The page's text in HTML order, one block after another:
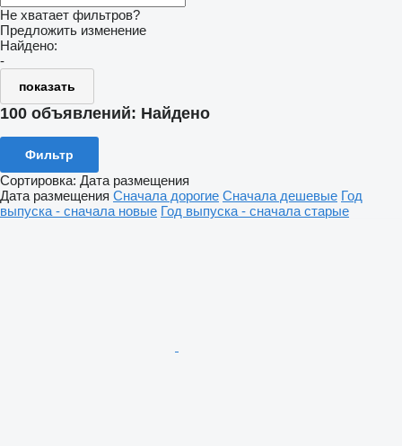
Не хватает фильтров?
Предложить изменение
Найдено:
-
показать
100 объявлений: Найдено
Фильтр
Сортировка: Дата размещения
Дата размещения Сначала дорогие Сначала дешевые Год
выпуска - сначала новые Год выпуска - сначала старые